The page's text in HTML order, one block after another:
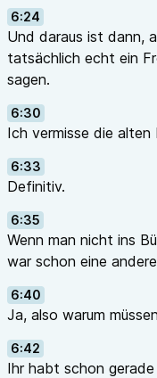
6:24
Und daraus ist dann,
tatsächlich echt ein
sagen.
6:30
Ich vermisse die
6:33
Definitiv.
6:35
Wenn man nicht ins
war schon eine
6:40
Ja, also warum
6:42
Ihr habt schon